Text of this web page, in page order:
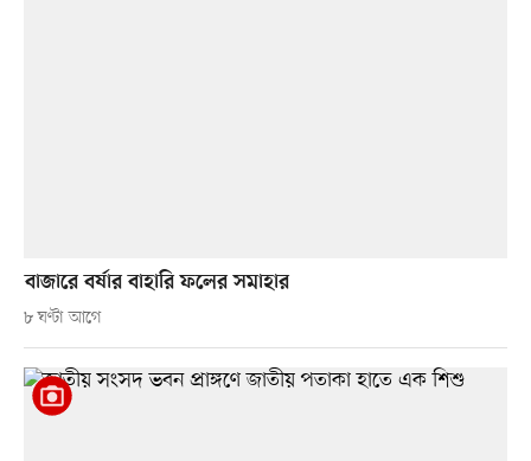
বাজারে বর্ষার বাহারি ফলের সমাহার
৮ ঘণ্টা আগে